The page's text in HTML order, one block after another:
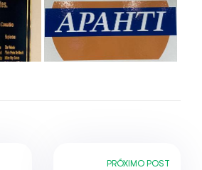
PRÓXIMO POST